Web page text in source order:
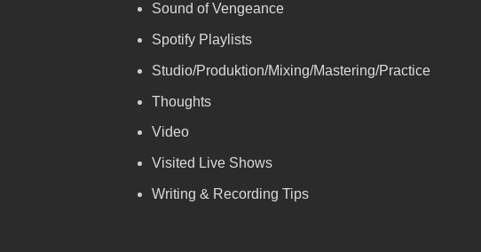
Sound of Vengeance
Spotify Playlists
Studio/Produktion/Mixing/Mastering/Practice
Thoughts
Video
Visited Live Shows
Writing & Recording Tips